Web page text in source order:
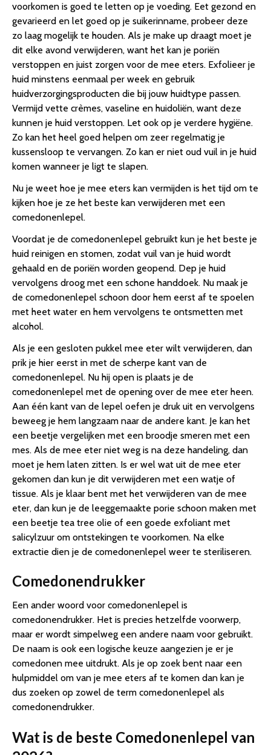
voorkomen is goed te letten op je voeding. Eet gezond en
gevarieerd en let goed op je suikerinname, probeer deze
zo laag mogelijk te houden. Als je make up draagt moet je
dit elke avond verwijderen, want het kan je poriën
verstoppen en juist zorgen voor de mee eters. Exfolieer je
huid minstens eenmaal per week en gebruik
huidverzorgingsproducten die bij jouw huidtype passen.
Vermijd vette crèmes, vaseline en huidoliën, want deze
kunnen je huid verstoppen. Let ook op je verdere hygiëne.
Zo kan het heel goed helpen om zeer regelmatig je
kussensloop te vervangen. Zo kan er niet oud vuil in je huid
komen wanneer je ligt te slapen.
Nu je weet hoe je mee eters kan vermijden is het tijd om te
kijken hoe je ze het beste kan verwijderen met een
comedonenlepel.
Voordat je de comedonenlepel gebruikt kun je het beste je
huid reinigen en stomen, zodat vuil van je huid wordt
gehaald en de poriën worden geopend. Dep je huid
vervolgens droog met een schone handdoek. Nu maak je
de comedonenlepel schoon door hem eerst af te spoelen
met heet water en hem vervolgens te ontsmetten met
alcohol.
Als je een gesloten pukkel mee eter wilt verwijderen, dan
prik je hier eerst in met de scherpe kant van de
comedonenlepel. Nu hij open is plaats je de
comedonenlepel met de opening over de mee eter heen.
Aan één kant van de lepel oefen je druk uit en vervolgens
beweeg je hem langzaam naar de andere kant. Je kan het
een beetje vergelijken met een broodje smeren met een
mes. Als de mee eter niet weg is na deze handeling, dan
moet je hem laten zitten. Is er wel wat uit de mee eter
gekomen dan kun je dit verwijderen met een watje of
tissue. Als je klaar bent met het verwijderen van de mee
eter, dan kun je de leeggemaakte porie schoon maken met
een beetje tea tree olie of een goede exfoliant met
salicylzuur om ontstekingen te voorkomen. Na elke
extractie dien je de comedonenlepel weer te steriliseren.
Comedonendrukker
Een ander woord voor comedonenlepel is
comedonendrukker. Het is precies hetzelfde voorwerp,
maar er wordt simpelweg een andere naam voor gebruikt.
De naam is ook een logische keuze aangezien je er je
comedonen mee uitdrukt. Als je op zoek bent naar een
hulpmiddel om van je mee eters af te komen dan kan je
dus zoeken op zowel de term comedonenlepel als
comedonendrukker.
Wat is de beste Comedonenlepel van